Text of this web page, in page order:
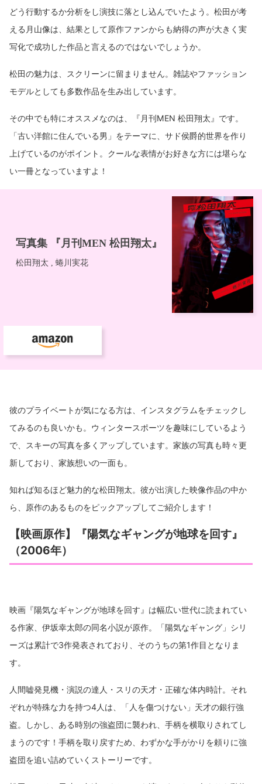
どう行動するか分析をし演技に落とし込んでいたよう。松田が考
える月山像は、結果として原作ファンからも納得の声が大きく実
写化で成功した作品と言えるのではないでしょうか。
松田の魅力は、スクリーンに留まりません。雑誌やファッション
モデルとしても多数作品を生み出しています。
その中でも特にオススメなのは、『月刊MEN 松田翔太』です。
「古い洋館に住んでいる男」をテーマに、サド侯爵的世界を作り
上げているのがポイント。クールな表情がお好きな方には堪らな
い一冊となっていますよ！
彼のプライベートが気になる方は、インスタグラムをチェックし
てみるのも良いかも。ウィンタースポーツを趣味にしているよう
で、スキーの写真を多くアップしています。家族の写真も時々更
新しており、家族想いの一面も。
知れば知るほど魅力的な松田翔太。彼が出演した映像作品の中か
ら、原作のあるものをピックアップしてご紹介します！
【映画原作】『陽気なギャングが地球を回す』
（2006年）
映画『陽気なギャングが地球を回す』は幅広い世代に読まれてい
る作家、伊坂幸太郎の同名小説が原作。「陽気なギャング」シリ
ーズは累計で3作発表されており、そのうちの第1作目となりま
す。
人間嘘発見機・演説の達人・スリの天才・正確な体内時計。それ
ぞれが特殊な力を持つ4人は、「人を傷つけない」天才の銀行強
盗。しかし、ある時別の強盗団に襲われ、手柄を横取りされてし
まうのです！手柄を取り戻すため、わずかな手がかりを頼りに強
盗団を追い詰めていくストーリーです。